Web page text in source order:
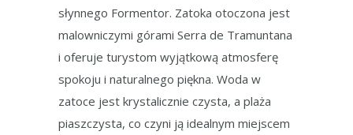
słynnego Formentor. Zatoka otoczona jest
malowniczymi górami Serra de Tramuntana
i oferuje turystom wyjątkową atmosferę
spokoju i naturalnego piękna. Woda w
zatoce jest krystalicznie czysta, a plaża
piaszczysta, co czyni ją idealnym miejscem